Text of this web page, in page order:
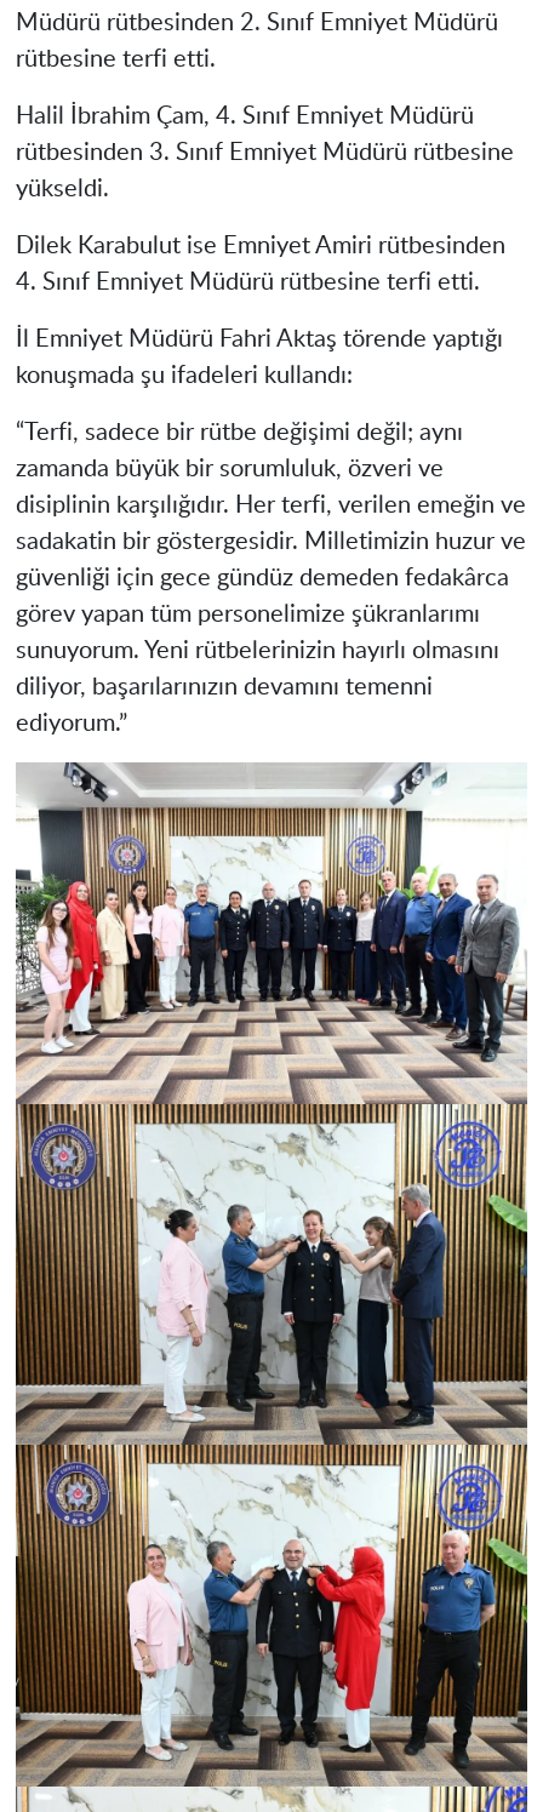
Müdürü rütbesinden 2. Sınıf Emniyet Müdürü
rütbesine terfi etti.
Halil İbrahim Çam, 4. Sınıf Emniyet Müdürü
rütbesinden 3. Sınıf Emniyet Müdürü rütbesine
yükseldi.
Dilek Karabulut ise Emniyet Amiri rütbesinden
4. Sınıf Emniyet Müdürü rütbesine terfi etti.
İl Emniyet Müdürü Fahri Aktaş törende yaptığı
konuşmada şu ifadeleri kullandı:
“Terfi, sadece bir rütbe değişimi değil; aynı
zamanda büyük bir sorumluluk, özveri ve
disiplinin karşılığıdır. Her terfi, verilen emeğin ve
sadakatin bir göstergesidir. Milletimizin huzur ve
güvenliği için gece gündüz demeden fedakârca
görev yapan tüm personelimize şükranlarımı
sunuyorum. Yeni rütbelerinizin hayırlı olmasını
diliyor, başarılarınızın devamını temenni
ediyorum.”